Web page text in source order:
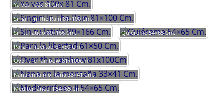
Ya ves 100x 81 Cm.
Singin’ In The Rain 81×100 Cm.
Sin tu latido 89×166 Cm.
Quiéreme 54×65 Cm.
Para la libertad 61×50 Cm.
Over the rainbow 81x100Cm
Nana en la montaña 33×41 Cm.
Mediterráneo II 54×65 Cm.